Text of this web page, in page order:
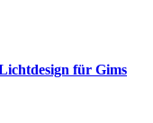
für Gims